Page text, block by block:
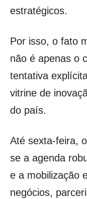
estratégicos.
Por isso, o fato
não é apenas o
tentativa
vitrine de
do país.
Até sexta-feira,
se a agenda
e a mobilização
negócios,